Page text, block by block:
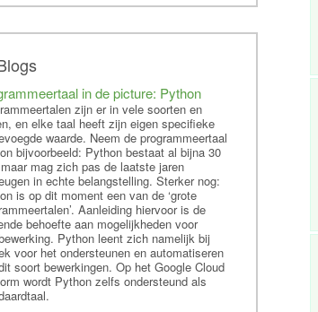
in de picture: Python
zijn er in vele soorten en
en elke taal heeft zijn eigen specifieke
waarde. Neem de programmeertaal
bijvoorbeeld: Python bestaat al bijna 30
mag zich pas de laatste jaren
in echte belangstelling. Sterker nog:
is op dit moment een van de ‘grote
Aanleiding hiervoor is de
behoefte aan mogelijkheden voor
Python leent zich namelijk bij
voor het ondersteunen en automatiseren
soort bewerkingen. Op het Google Cloud
wordt Python zelfs ondersteund als